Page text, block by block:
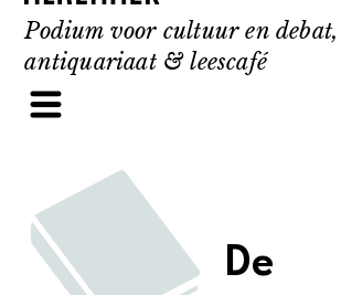
Podium voor cultuur en debat,
antiquariaat & leescafé
De